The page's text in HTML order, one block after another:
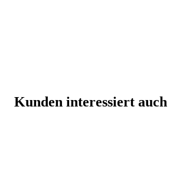
Kunden interessiert auch